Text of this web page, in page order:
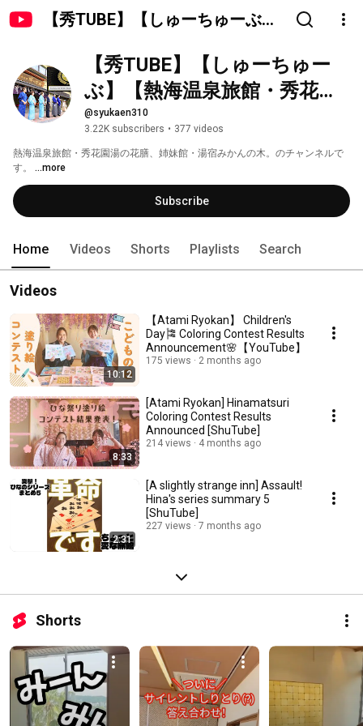
【秀TUBE】【しゅーちゅーぶ】
膳・湯宿みかんの木】
【秀TUBE】【しゅーちゅー
ぶ】【熱海温泉旅館・秀花園
湯の花膳・湯宿みかんの木】
@syukaen310
3.22K subscribers • 377 videos
熱海温泉旅館・秀花園湯の花膳、姉妹館・湯宿みかんの木。のチャンネルで
す。 ...more
Subscribe
Home Videos Shorts Playlists Search
Videos
10:12
【Atami Ryokan】 Children's
Day🎏 Coloring Contest Results
Announcement🌸【YouTube】
175 views 2 months ago
8:33
[Atami Ryokan] Hinamatsuri
Coloring Contest Results
Announced [ShuTube]
214 views 4 months ago
2:31
[A slightly strange inn] Assault!
Hina's series summary 5
[ShuTube]
227 views 7 months ago
Shorts